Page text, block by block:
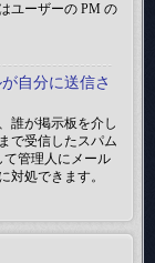
ユーザーの PM の
自分に送信さ
誰が掲示板を介し
で受信したスパム
管理人にメール
対処できます。